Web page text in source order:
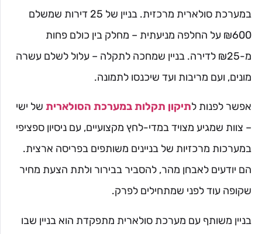
במערכת סולארית מרכזית. בניין של 25 דירות שמשלם
₪600 על החלפה מניעתית – מחלק בין כולם פחות
מ-₪25 לדירה. בניין שמחכה לתקלה – עלול לשלם עשרה
מונים, ועם מריבות ועד שיכנסו לתמונה.
אפשר לפנות לתיקון תקלות במערכת הסולארית של ישי
– צוות שמגיע מצויד במדי-לחץ מקצועיים, עם ניסיון ספציפי
במערכות מרכזיות של בניינים משותפים בפריסה ארצית.
הם יודעים לאבחן מהר, להסביר בבירור ולתת הצעת מחיר
שקופה עוד לפני שמתחילים לפרק.
בניין משותף עם מערכת סולארית מתפקדת הוא בניין שבו